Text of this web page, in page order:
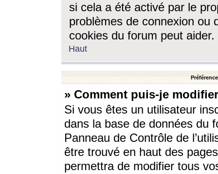
si cela a été activé par le
problèmes de connexion ou
cookies du forum peut aider.
Haut
» Comment puis-je
Si vous êtes un utilisateur
dans la base de données du
Panneau de Contrôle de
être trouvé en haut des
permettra de modifier tous